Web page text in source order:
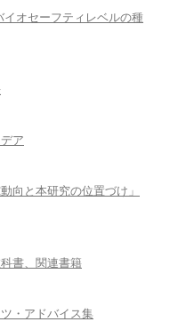
イオセーフティレベルの種
ア
向と本研究の位置づけ」
書、関連書籍
・アドバイス集